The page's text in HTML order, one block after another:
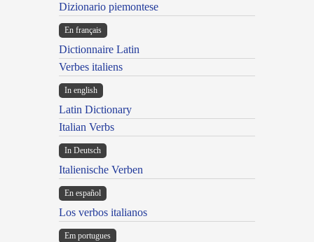
Dizionario piemontese
En français
Dictionnaire Latin
Verbes italiens
In english
Latin Dictionary
Italian Verbs
In Deutsch
Italienische Verben
En español
Los verbos italianos
Em portugues